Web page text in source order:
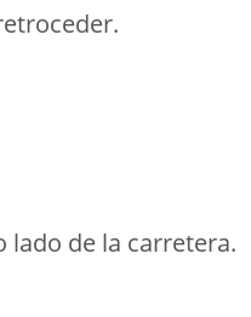
lado de la carretera.